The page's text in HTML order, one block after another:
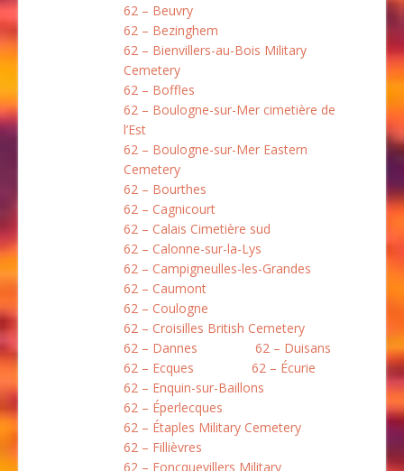
62 – Beuvry
62 – Bezinghem
62 – Bienvillers-au-Bois Military
Cemetery
62 – Boffles
62 – Boulogne-sur-Mer cimetière de
l’Est
62 – Boulogne-sur-Mer Eastern
Cemetery
62 – Bourthes
62 – Cagnicourt
62 – Calais Cimetière sud
62 – Calonne-sur-la-Lys
62 – Campigneulles-les-Grandes
62 – Caumont
62 – Coulogne
62 – Croisilles British Cemetery
62 – Dannes
62 – Duisans
62 – Ecques
62 – Écurie
62 – Enquin-sur-Baillons
62 – Éperlecques
62 – Étaples Military Cemetery
62 – Fillièvres
62 – Foncquevillers Military